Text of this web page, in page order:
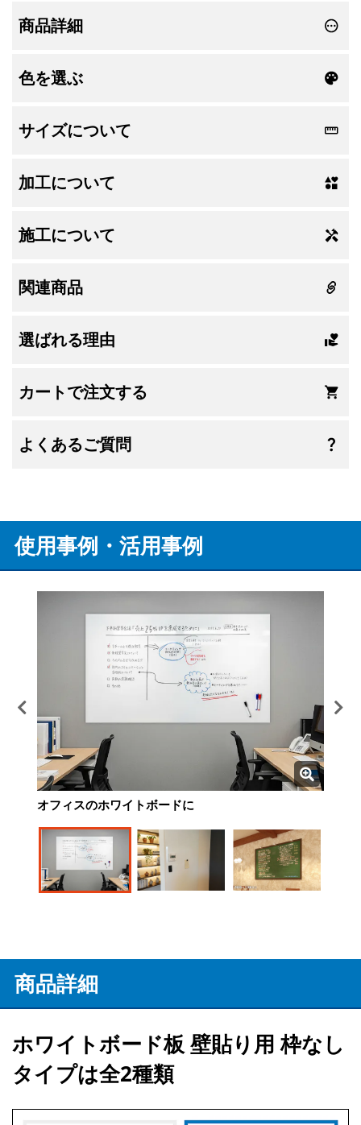
商品詳細
色を選ぶ
サイズについて
加工について
施工について
関連商品
選ばれる理由
カートで注文する
よくあるご質問
使用事例・活用事例
オフィスのホワイトボードに
住宅のホワイトボードに
飲食店のメニューボードに
商品詳細
ホワイトボード板 壁貼り用 枠なし
タイプは全2種類